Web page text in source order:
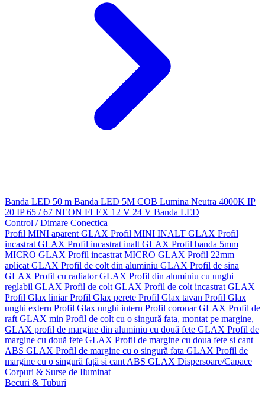
Banda LED 50 m Banda LED 5M COB Lumina Neutra 4000K IP
20 IP 65 / 67 NEON FLEX 12 V 24 V Banda LED
Control / Dimare Conectica
Profil MINI aparent GLAX Profil MINI INALT GLAX Profil
incastrat GLAX Profil incastrat inalt GLAX Profil banda 5mm
MICRO GLAX Profil incastrat MICRO GLAX Profil 22mm
aplicat GLAX Profil de colt din aluminiu GLAX Profil de sina
GLAX Profil cu radiator GLAX Profil din aluminiu cu unghi
reglabil GLAX Profil de colt GLAX Profil de colt incastrat GLAX
Profil Glax liniarProfil Glax perete Profil Glax tavan Profil Glax
unghi extern Profil Glax unghi intern Profil coronar GLAX Profil de
raft GLAX min Profil de colt cu o singură fata, montat pe margine,
GLAX profil de margine din aluminiu cu două fete GLAX Profil de
margine cu două fete GLAX Profil de margine cu doua fete si cant
ABS GLAX Profil de margine cu o singură fata GLAX Profil de
margine cu o singură față si cant ABS GLAX Dispersoare/Capace
Corpuri & Surse de Iluminat
Becuri & Tuburi